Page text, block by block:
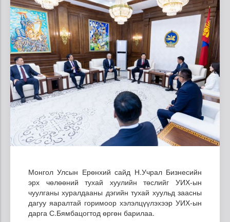
Монгол Улсын Ерөнхий сайд Н.Учрал Бизнесийн
эрх чөлөөний тухай хуулийн төслийг УИХ-ын
чуулганы хуралдааны дэгийн тухай хуульд заасны
дагуу яаралтай горимоор хэлэлцүүлэхээр УИХ-ын
дарга С.Бямбацогтод өргөн барилаа.